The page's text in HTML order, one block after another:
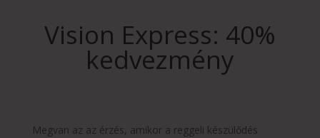
Vision Express: 40%
kedvezmény
Megvan az az érzés, amikor a reggeli készülődés